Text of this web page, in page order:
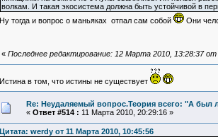
волкам. И такая экосистема должна быть устойчивой в
Ну тогда и вопрос о маньяках отпал сам собой
Они
« Последнее редактирование: 12 Марта 2010, 13:28:37 от
Истина в том, что истины не существует
Re: Неудаляемый вопрос.Теория всего: "А был
« Ответ #514 : 11 Марта 2010, 20:29:16 »
Цитата: werdy от 11 Марта 2010, 10:45:56